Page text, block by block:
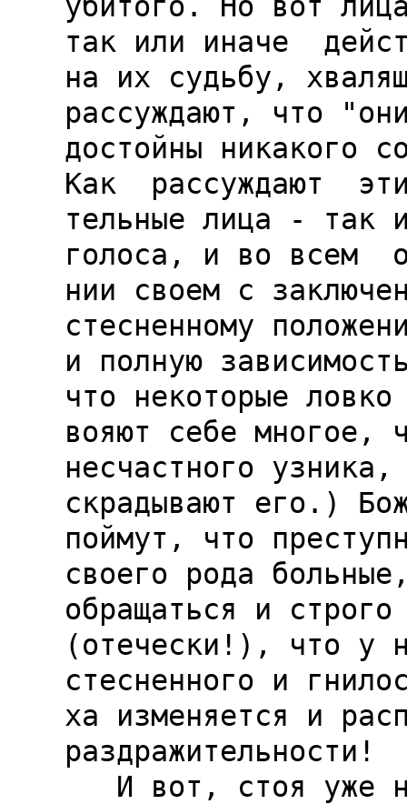
так или иначе
на их судьбу,
рассуждают, что
достойны никакого
Как  рассуждают
тельные лица - так
голоса, и во всем
нии своем с
стесненному
и полную
что некоторые
вояют себе многое,
несчастного
скрадывают его.)
поймут, что
своего рода
обращаться и
(отечески!), что у
стесненного и
ха изменяется и
раздражительности!